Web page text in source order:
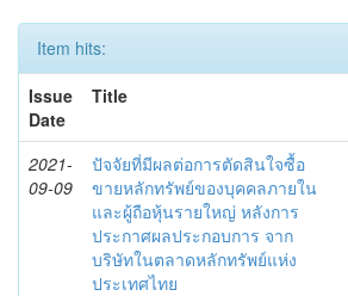
Item hits:
Issue
Date
Title
2021-
09-09
ปัจจัยที่มีผลต่อการตัดสินใจซื้อ
ขายหลักทรัพย์ของบุคคลภายใน
และผู้ถือหุ้นรายใหญ่ หลังการ
ประกาศผลประกอบการ จาก
บริษัทในตลาดหลักทรัพย์แห่ง
ประเทศไทย